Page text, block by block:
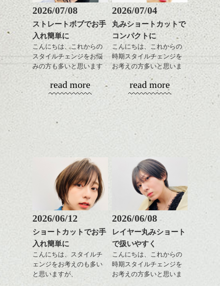
ハンサムショート／ヘッド
スパ／伸びても目立たない
ヘアカラー/ハイライト/ダブ
ルカラー/髪質改善/TOKIOト
リートメント/ブリーチ/イン
ナーカラー/イルミナカラー/
ミニボブ/抜け感ショート/バ
レイヤージュ/縮毛矯正
ハンサムショート／ヘッド
スパ／伸びても目立たない
ヘアカラー/ハイライト/ダブ
ルカラー/髪質改善/TOKIOト
前からみるとマッシュな
感じ
↓サイドから見るとタイト
なクラシックショート
風。
モノトーンでパリッとし
たファッションとも相性
耳だしするとメリハリが
ついて良い感じです。
スタイリングはとても簡
単でワックスやセラムを
全体に手ぐししながら広
げるだけ、
ショートでパーマは抵抗
ある方も多いかと思いま
すがアウトラインや耳下
は極弱にトップは大きめ
でしっかりと、頭の箇所
で強さをコントロールし
てかけたらスタイリング
もしやすく失敗しないで
す。髪質によってはかけ
なくていい箇所もありま
気になる方はぜひご相談
ポイントは、下くちびるをすこしあつくみ
えるようにしたところです。リップが薄い
と冷たそうな印象にみえやすくなり、もと
もと薄めのリップの方は、下くちびるの中
央に濃い色をぬってあげると立体感がま
し、かわいらしい印象になります。
リップの色は、少し赤みのあるオレンジベ
ージュ ナチュラル系にはこの色がオスス
メです。
2026/07/08
ストレートボブでお手
入れ簡単に
こんにちは、これからの
スタイルチェンジをお悩
みの方も多いと思います
やっぱりボブでお手入れ
しやすいスタイルだと毎
日のスタイリングも簡単
あご下のラインでやや長
も出しやすくていろいろ
おすすめですね。
前髪もやや重めにカット
してラインを強調するの
もこれからは良い感じで
す、
目元が引き締まった印象
に。
read more
2026/07/04
丸みショートカットで
コンパクトに
こんにちは、これからの
時期スタイルチェンジを
お考えの方多いと思いま
す。
コンパクトなフォルムが
せてくれる効果もあり、
をだしやすくスタイリン
そんなショートカット。
軽めの前髪で透け感を演
出できるので、
この時期とてもおすすめ
ですよ。
read more
2026/06/12
ショートカットでお手
入れ簡単に
こんにちは、スタイルチ
ェンジをお考えのも多い
と思いますが、
2026/06/08
レイヤー丸みショート
で扱いやすく
こんにちは、これからの
時期スタイルチェンジを
お考えの方多いと思いま